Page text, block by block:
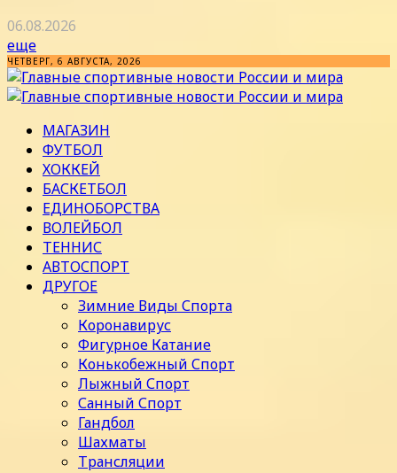
06.08.2026
еще
ЧЕТВЕРГ, 6 АВГУСТА, 2026
МАГАЗИН
ФУТБОЛ
ХОККЕЙ
БАСКЕТБОЛ
ЕДИНОБОРСТВА
ВОЛЕЙБОЛ
ТЕННИС
АВТОСПОРТ
ДРУГОЕ
Зимние Виды Спорта
Коронавирус
Фигурное Катание
Конькобежный Спорт
Лыжный Спорт
Санный Спорт
Гандбол
Шахматы
Трансляции